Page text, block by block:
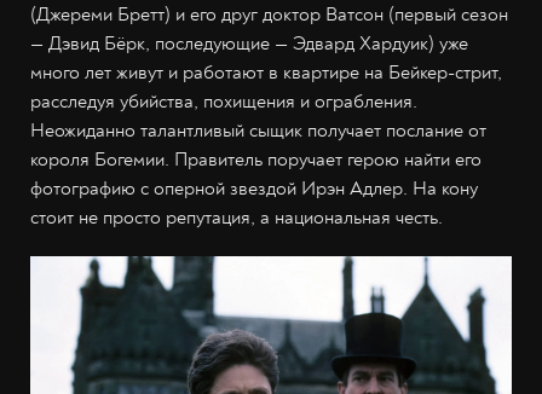
(Джереми Бретт) и его друг доктор Ватсон (первый сезон
— Дэвид Бëрк, последующие — Эдвард Хардуик) уже
много лет живут и работают в квартире на Бейкер-стрит,
расследуя убийства, похищения и ограбления.
Неожиданно талантливый сыщик получает послание от
короля Богемии. Правитель поручает герою найти его
фотографию с оперной звездой Ирэн Адлер. На кону
стоит не просто репутация, а национальная честь.